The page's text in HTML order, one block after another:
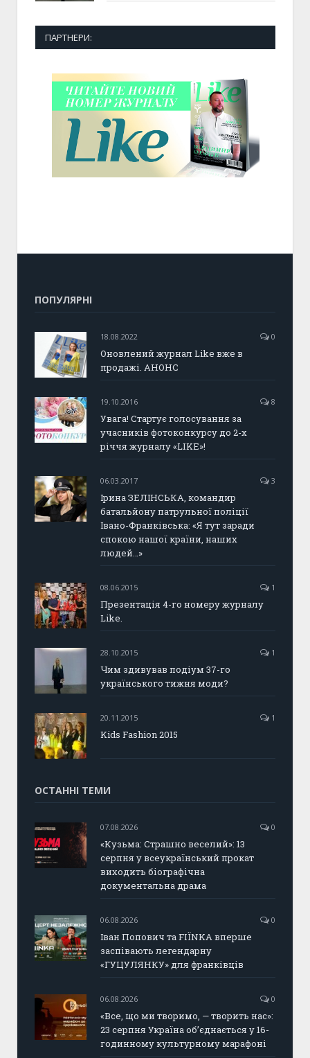
ПАРТНЕРИ:
ПОПУЛЯРНІ
18.08.2022 0
Оновлений журнал Like вже в
продажі. АНОНС
19.10.2016 8
Увага! Стартує голосування за
учасників фотоконкурсу до 2-х
річчя журналу «LIKE»!
06.03.2017 3
Ірина ЗЕЛІНСЬКА, командир
батальйону патрульної поліції
Івано-Франківська: «Я тут заради
спокою нашої країни, наших
людей…»
08.06.2015 1
Презентація 4-го номеру журналу
Like.
28.10.2015 1
Чим здивував подіум 37-го
українського тижня моди?
20.11.2015 1
Kids Fashion 2015
ОСТАННІ ТЕМИ
07.08.2026 0
«Кузьма: Страшно веселий»: 13
серпня у всеукраїнський прокат
виходить біографічна
документальна драма
06.08.2026 0
Іван Попович та FIÏNKA вперше
заспівають легендарну
«ГУЦУЛЯНКУ» для франківців
06.08.2026 0
«Все, що ми творимо, — творить нас»:
23 серпня Україна об’єднається у 16-
годинному культурному марафоні